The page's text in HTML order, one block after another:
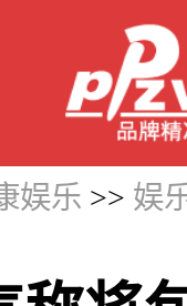
娱乐 >> 娱